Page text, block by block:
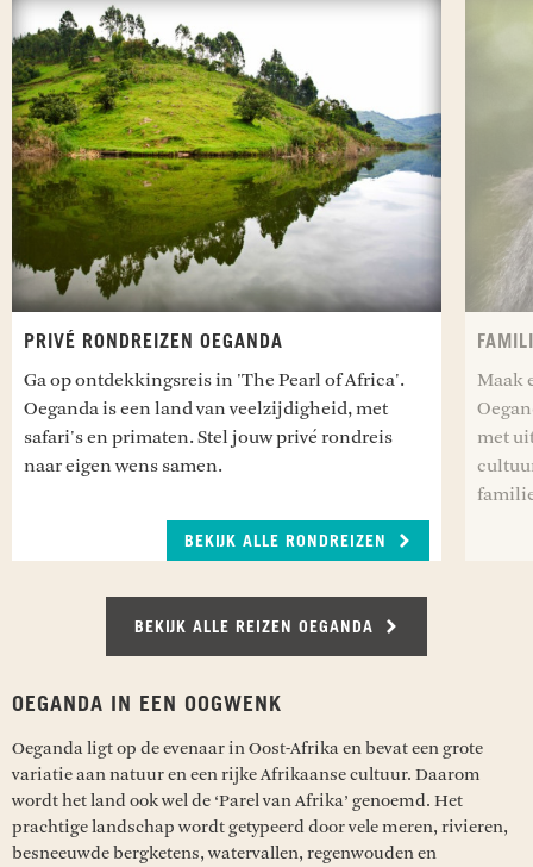
PRIVÉ RONDREIZEN OEGANDA
Ga op ontdekkingsreis in 'The Pearl of Africa'.
Oeganda is een land van veelzijdigheid, met
safari's en primaten. Stel jouw privé rondreis
naar eigen wens samen.
BEKIJK ALLE RONDREIZEN
Maak
met
BEKIJK ALLE REIZEN OEGANDA
OEGANDA IN EEN OOGWENK
Oeganda ligt op de evenaar in Oost-Afrika en bevat een grote
variatie aan natuur en een rijke Afrikaanse cultuur. Daarom
wordt het land ook wel de ‘Parel van Afrika’ genoemd. Het
prachtige landschap wordt getypeerd door vele meren, rivieren,
besneeuwde bergketens, watervallen, regenwouden en